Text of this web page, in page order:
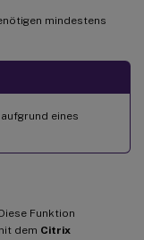
mindestens
eines
Funktion
dem Citrix